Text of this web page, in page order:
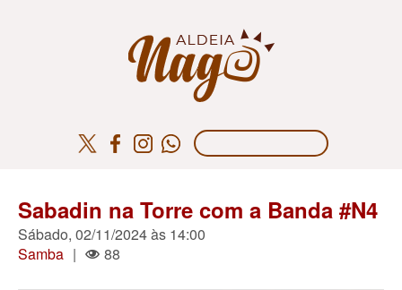
Sabadin na Torre com a Banda #N4
Sábado, 02/11/2024 às 14:00
Samba | 88